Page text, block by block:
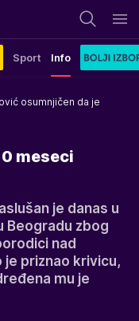
Sport Info
osumnjičen da je
meseci
je danas u
Beogradu zbog
nad
je priznao krivicu,
mu je